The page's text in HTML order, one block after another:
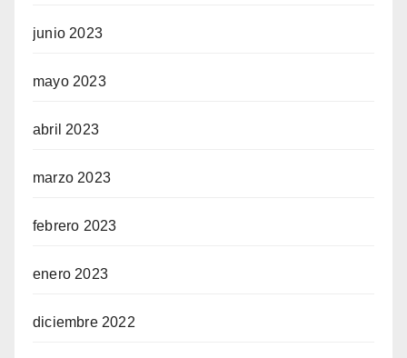
junio 2023
mayo 2023
abril 2023
marzo 2023
febrero 2023
enero 2023
diciembre 2022